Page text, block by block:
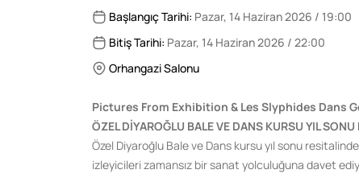
Başlangıç Tarihi: Pazar, 14 Haziran 2026 / 19:00
Bitiş Tarihi: Pazar, 14 Haziran 2026 / 22:00
Orhangazi Salonu
Pictures From Exhibition & Les Slyphides Dans
ÖZEL DİYAROĞLU BALE VE DANS KURSU YIL SONU
Özel Diyaroğlu Bale ve Dans kursu yıl sonu
izleyicileri zamansız bir sanat yolculuğuna davet